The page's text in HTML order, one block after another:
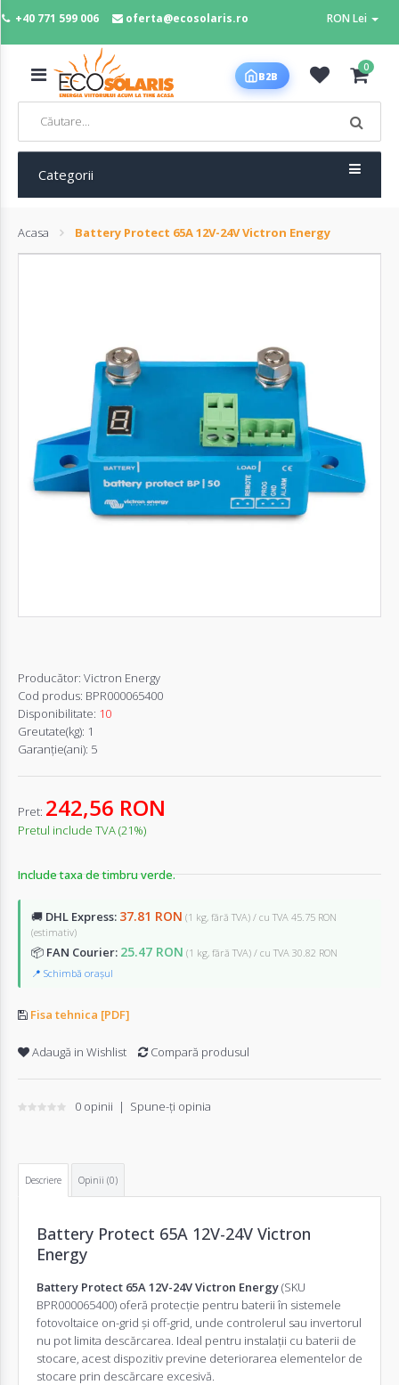
+40 771 599 006 oferta@ecosolaris.ro RON Lei
MENIU
Panouri
fotovoltaice
Sisteme
fotovoltaice
Înregistrează-
B2B
0
Categorii
Acasa Battery Protect 65A 12V-24V Victron Energy
Producător: Victron Energy
Cod produs: BPR000065400
Disponibilitate: 10
Greutate(kg): 1
Garanţie(ani): 5
Pret: 242,56 RON
Pretul include TVA (21%)
Include taxa de timbru verde.
🚚 DHL Express: 37.81 RON (1 kg, fără TVA) / cu TVA 45.75 RON
(estimativ)
📦 FAN Courier: 25.47 RON (1 kg, fără TVA) / cu TVA 30.82 RON
📍 Schimbă orașul
Fisa tehnica [PDF]
Adaugă in Wishlist Compară produsul
0 opinii | Spune-ţi opinia
Descriere Opinii (0)
Battery Protect 65A 12V-24V Victron
Energy
Battery Protect 65A 12V-24V Victron Energy(SKU
BPR000065400) oferă protecție pentru baterii în sistemele
fotovoltaice on-grid și off-grid, unde controlerul sau invertorul
nu pot limita descărcarea. Ideal pentru instalații cu baterii de
stocare, acest dispozitiv previne deteriorarea elementelor de
stocare prin descărcare excesivă.